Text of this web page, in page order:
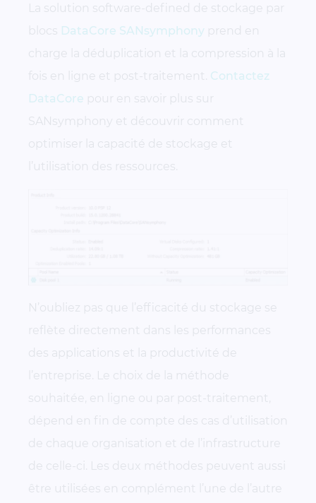
La solution software-defined de stockage par
blocs DataCore SANsymphony prend en
charge la déduplication et la compression à la
fois en ligne et post-traitement. Contactez
DataCore pour en savoir plus sur
SANsymphony et découvrir comment
optimiser la capacité de stockage et
l’utilisation des ressources.
N’oubliez pas que l’efficacité du stockage se
reflète directement dans les performances
des applications et la productivité de
l’entreprise. Le choix de la méthode
souhaitée, en ligne ou par post-traitement,
dépend en fin de compte des cas d’utilisation
de chaque organisation et de l’infrastructure
de celle-ci. Les deux méthodes peuvent aussi
être utilisées en complément l’une de l’autre